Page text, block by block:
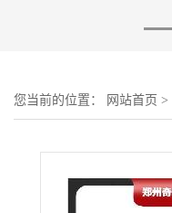
您当前的位置： 网站首页 >